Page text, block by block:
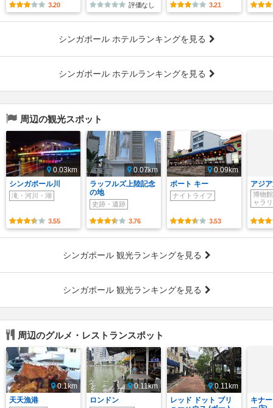
3.20 評価なし 3.21
シンガポール ホテルランキングを見る
シンガポール ホテルランキングを見る
周辺の観光スポット
0.03km
シンガポール川
滝・河川・湖
3.55
0.07km
ラッフルズ上陸記念
の地
史跡・遺跡
3.76
0.09km
ボート キー
ナイトライフ
3.53
アジ
博物
ャラ
シンガポール 観光ランキングを見る
シンガポール 観光ランキングを見る
周辺のグルメ・レストランスポット
0.1km
天天漁港
0.11km
ロンドン
0.11km
レッド ドット ブリ
キナ